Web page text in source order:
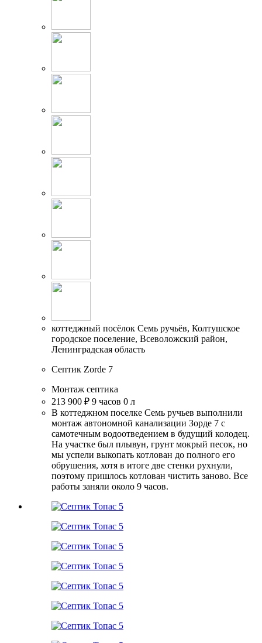
коттеджный посёлок Семь ручьёв, Колтушское
городское поселение, Всеволожский район,
Ленинградская область
Септик Zorde 7
Монтаж септика
213 900 ₽ 9 часов 0 л
В коттеджном поселке Семь ручьев выполнили
монтаж автономной канализации Зорде 7 с
самотечным водоотведением в будущий колодец.
На участке был плывун, грунт мокрый песок, но
мы успели выкопать котлован до полного его
обрушения, хотя в итоге две стенки рухнули,
поэтому пришлось котлован чистить заново. Все
работы заняли около 9 часов.